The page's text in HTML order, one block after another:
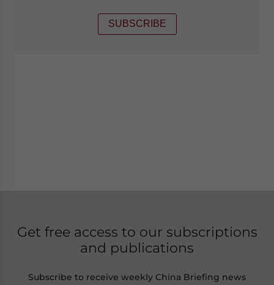
SUBSCRIBE
Get free access to our subscriptions
and publications
Subscribe to receive weekly China Briefing news